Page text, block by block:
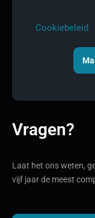
Cookiebeleid
Vragen?
Laat het ons weten,
vijf jaar de meest